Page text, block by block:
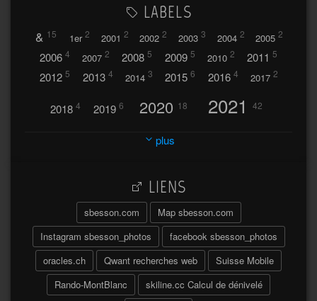
LABELS
& 15 1er 2 2001 2 2002 2 2003 3 2004 2 2005 2
2006 4 2007 2 2008 5 2009 5 2010 2 2011 5
2012 5 2013 4 2014 3 2015 6 2016 4 2017 2
2018 4 2019 6 2020 18 2021 42
2023 32
2026
A travers l'hublot 17 Abländschen 3
Açores 2004 64 Adelboden 2
Adonis 6
plus
LIENS
sbesson.com
Map sbesson.com
Instagram sbesson_photos
facebook sbesson_photos
oracles.ch
Qwant recherches web
Suisse Mobile
Rando-MontBlanc
skiline.cc Calcul de dénivelé